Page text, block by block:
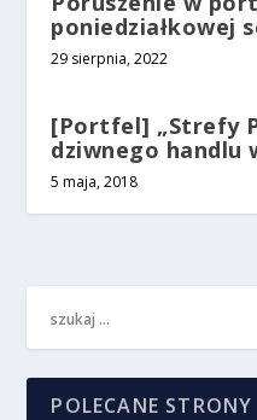
poniedziałkowej
29 sierpnia, 2022
[Portfel] „Strefy
dziwnego handlu
5 maja, 2018
POLECANE STRONY